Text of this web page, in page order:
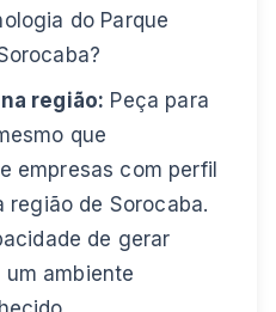
do Parque
região: Peça para
que
empresas com perfil
região de Sorocaba.
de gerar
ambiente